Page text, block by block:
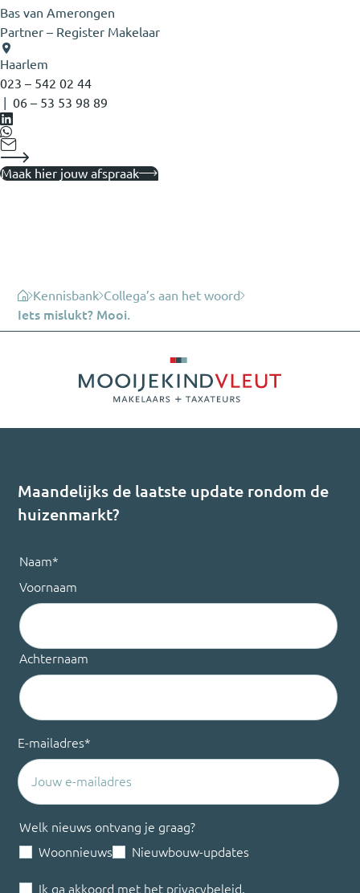
Bas van Amerongen
Partner – Register Makelaar
Haarlem
023 – 542 02 44
06 – 53 53 98 89
Maak hier jouw afspraak
Kennisbank Collega’s aan het woord
Iets mislukt? Mooi.
Maandelijks de laatste update rondom de
huizenmarkt?
Naam*
Voornaam
Achternaam
E-mailadres*
Welk nieuws ontvang je graag?
Woonnieuws
Nieuwbouw-updates
Ik ga akkoord met het privacybeleid